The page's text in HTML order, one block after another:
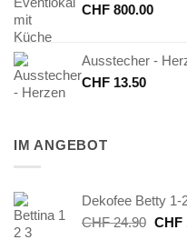
CHF 800.00
Ausstecher -
CHF 13.50
IM ANGEBOT
Dekofee Betty 1-
CHF24.90 CHF